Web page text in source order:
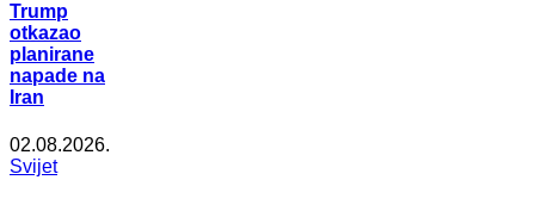
Trump
otkazao
planirane
napade na
Iran
02.08.2026.
Svijet